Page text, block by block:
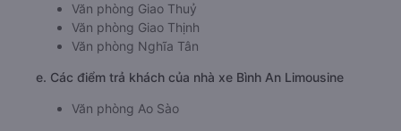
Văn phòng Giao Thuỷ
Văn phòng Giao Thịnh
Văn phòng Nghĩa Tân
e. Các điểm trả khách của nhà xe Bình An Limousine
Văn phòng Ao Sào